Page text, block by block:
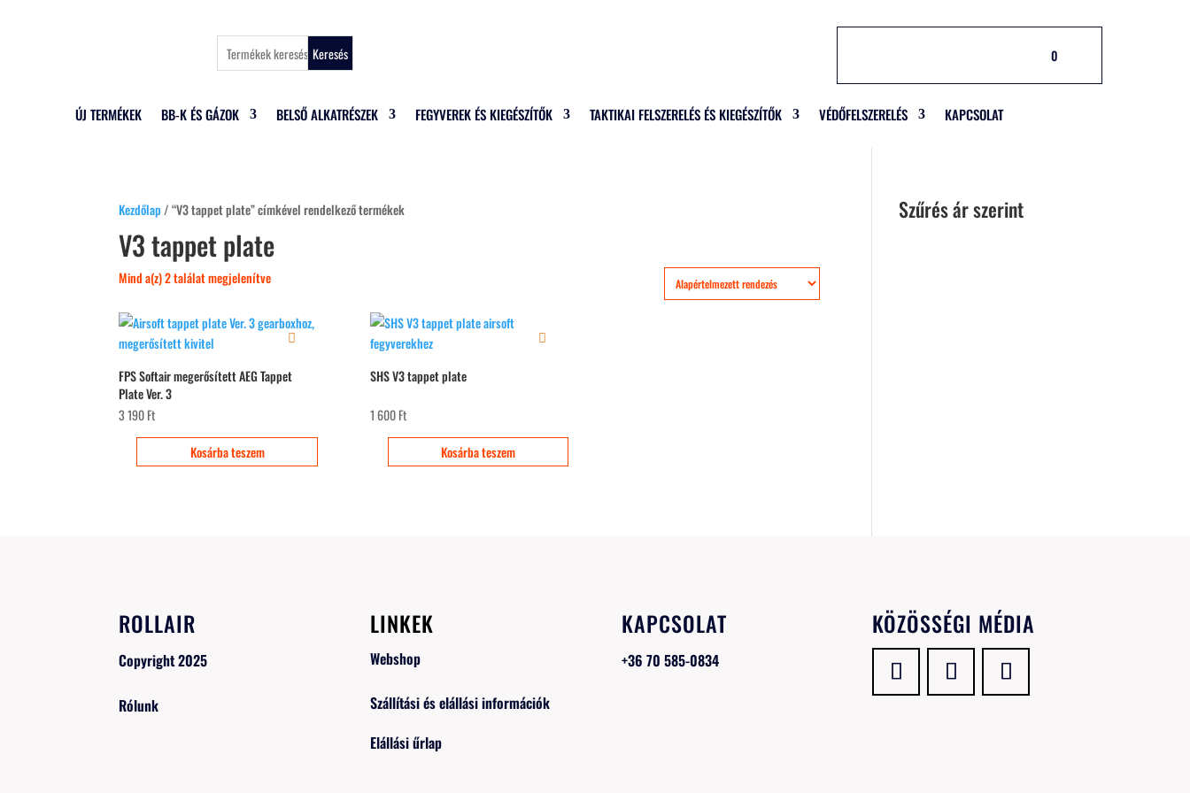
Keresés 0
ÚJ TERMÉKEK BB-K ÉS GÁZOK BELSŐ ALKATRÉSZEK FEGYVEREK ÉS KIEGÉSZÍTŐK TAKTIKAI FELSZERELÉS ÉS KIEGÉSZÍTŐK VÉDŐFELSZERELÉS KAPCSOLAT
Kezdőlap / “V3 tappet plate” címkével rendelkező termékek
V3 tappet plate
Mind a(z) 2 találat megjelenítve
FPS Softair megerősített AEG Tappet
Plate Ver. 3
3 190Ft
Kosárba teszem
SHS V3 tappet plate
1 600Ft
Kosárba teszem
Szűrés ár szerint
ROLLAIR
Copyright 2025
Rólunk
LINKEK
Webshop
Szállítási és elállási információk
Elállási űrlap
KAPCSOLAT
+36 70 585-0834
KÖZÖSSÉGI MÉDIA